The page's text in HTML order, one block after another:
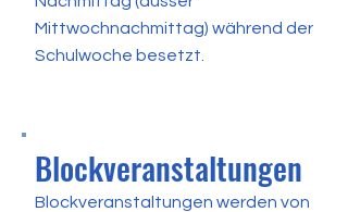
Mittwochnachmittag) während der
Schulwoche besetzt.
Blockveranstaltungen
Blockveranstaltungen werden von